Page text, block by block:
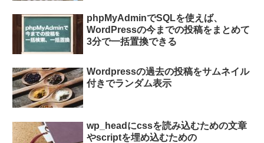
phpMyAdminでSQLを使えば、
WordPressの今までの投稿をまとめて
3分で一括置換できる
Wordpressの過去の投稿をサムネイル
付きでランダム表示
wp_headにcssを読み込むための文章
やscriptを埋め込むための